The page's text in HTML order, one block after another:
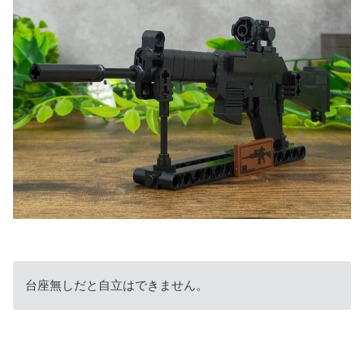
台座無しだと自立はできません。